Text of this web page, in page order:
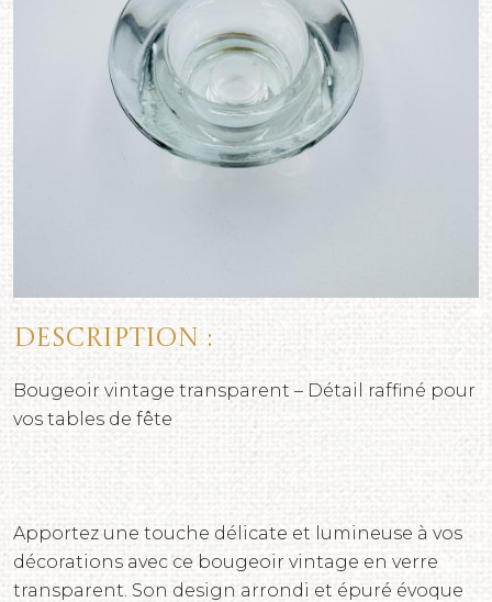
Description :
Bougeoir vintage transparent – Détail raffiné pour
vos tables de fête
Apportez une touche délicate et lumineuse à vos
décorations avec ce bougeoir vintage en verre
transparent. Son design arrondi et épuré évoque